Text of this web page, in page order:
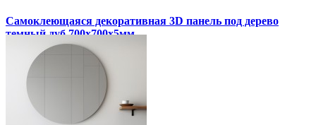
Самоклеющаяся декоративная 3D панель под дерево
темный дуб 700x700x5мм
99 грн /шт
3 отзывов